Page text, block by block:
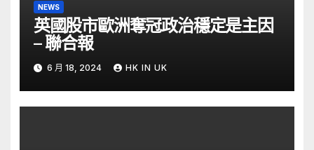
NEWS
英國股市歐洲奪冠政治穩定是主因
– 聯合報
6 月 18, 2024 HK IN UK